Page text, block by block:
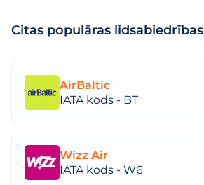
Citas populāras lidsabiedrības
AirBaltic
IATA kods - BT
Wizz Air
IATA kods - W6